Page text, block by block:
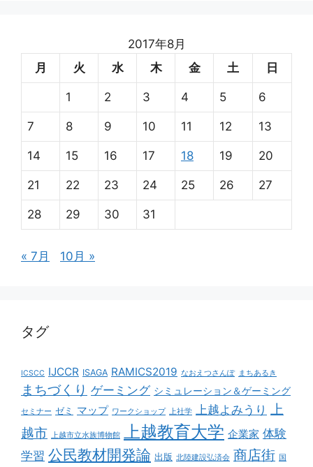
2017年8月
月
火 水 木 金 土 日
1 2 3 4 5 6
7 8 9 10 11 12 13
14 15 16 17 18 19 20
21 22 23 24 25 26 27
28 29 30 31
« 7月 10月 »
タグ
ICSCC IJCCR ISAGA RAMICS2019 なおえつさんぽ まちあるき
まちづくり ゲーミング シミュレーション＆ゲーミング
セミナー ゼミ マップ ワークショップ 上社学 上越よみうり 上
越市 上越市立水族博物館 上越教育大学 企業家 体験
学習 公民教材開発論 出版 北陸建設弘済会 商店街 国